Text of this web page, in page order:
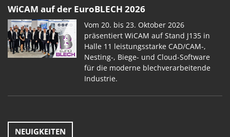
WiCAM auf der EuroBLECH 2026
Vom 20. bis 23. Oktober 2026
präsentiert WiCAM auf Stand J135 in
Halle 11 leistungsstarke CAD/CAM-,
Nesting-, Biege- und Cloud-Software
für die moderne blechverarbeitende
Industrie.
NEUIGKEITEN